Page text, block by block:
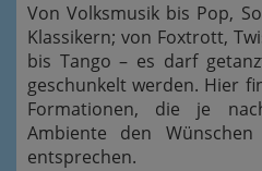
Von Volksmusik bis Pop,
Klassikern; von Foxtrott,
bis Tango – es darf
geschunkelt werden. Hier
Formationen, die je
Ambiente den
entsprechen.